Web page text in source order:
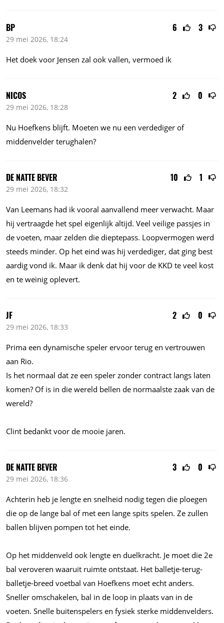
6 3
BP
29 mei 2026, 18:24
Het doek voor Jensen zal ook vallen, vermoed ik
2 0
NICOS
29 mei 2026, 18:28
Nu Hoefkens blijft. Moeten we nu een verdediger of
middenvelder terughalen?
10 1
DE NATTE BEVER
29 mei 2026, 18:32
Van Leemans had ik vooral aanvallend meer verwacht. Maar
hij vertraagde het spel eigenlijk altijd. Veel veilige passjes in
de voeten, maar zelden die dieptepass. Loopvermogen werd
steeds minder. Op het eind was hij verdediger, dat ging best
aardig vond ik. Maar ik denk dat hij voor de KKD te veel kost
en te weinig oplevert.
2 0
JF
29 mei 2026, 18:33
Prima een dynamische speler ervoor terug en vertrouwen
aan Rio.
Is het normaal dat ze een speler zonder contract langs laten
komen? Of is in die wereld bellen de normaalste zaak van de
wereld?
Clint bedankt voor de mooie jaren.
3 0
DE NATTE BEVER
29 mei 2026, 18:36
Achterin heb je lengte en snelheid nodig tegen die ploegen
die op de lange bal of met een lange spits spelen. Ze zullen
ballen blijven pompen tot het einde.
Op het middenveld ook lengte en duelkracht. Je moet die 2e
bal veroveren waaruit ruimte ontstaat. Het balletje-terug-
balletje-breed voetbal van Hoefkens moet echt anders.
Sneller omschakelen, bal in de loop in plaats van in de
voeten. Snelle buitenspelers en fysiek sterke middenvelders.